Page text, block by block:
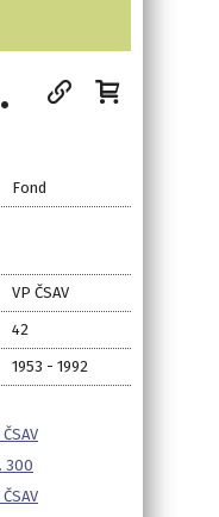
Fond
VP ČSAV
42
1953 - 1992
300